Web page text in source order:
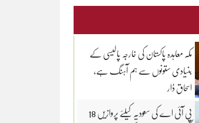
مکہ معاہدہ پاکستان کی خارجہ پالیسی کے
بنیادی ستونوں سے ہم آہنگ ہے،
اسحاق ڈار
پی آئی اے کی سعودیہ کیلئے پروازیں 18